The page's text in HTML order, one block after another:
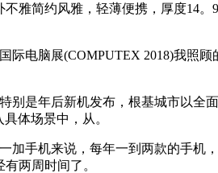
简约风雅，轻薄便携，厚度14。
电脑展(COMPUTEX 2018)我照顾
是年后新机发布，根基城市以全面
体场景中，从。
手机来说，每年一到两款的手机，
两周时间了。